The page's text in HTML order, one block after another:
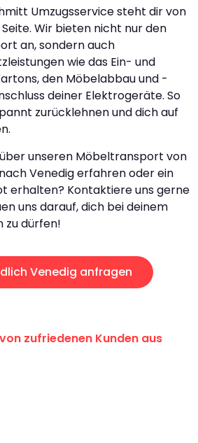
Umzugsservice steht dir von
Wir bieten nicht nur den
an, sondern auch
wie das Ein- und
den Möbelabbau und -
deiner Elektrogeräte. So
zurücklehnen und dich auf
unseren Möbeltransport von
Venedig erfahren oder ein
erhalten? Kontaktiere uns gerne
uns darauf, dich bei deinem
zu dürfen!
Venedig anfragen
zufriedenen Kunden aus